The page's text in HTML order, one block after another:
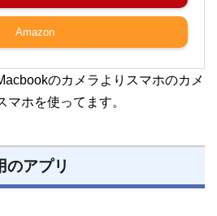
Amazon
のカメラよりスマホのカメ
ホを使ってます。
アプリ